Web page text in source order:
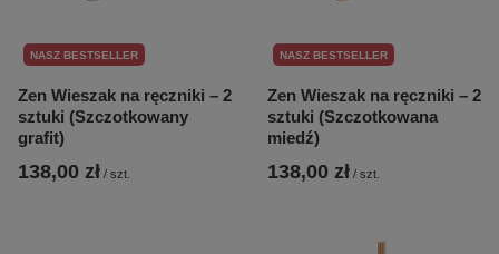
NASZ BESTSELLER
Zen Wieszak na ręczniki – 2
sztuki (Szczotkowany
grafit)
138,00 zł / szt.
NASZ BESTSELLER
Zen Wieszak na ręczniki – 2
sztuki (Szczotkowana
miedź)
138,00 zł / szt.